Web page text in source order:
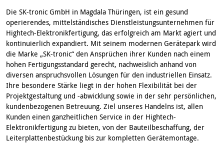
Die SK-tronic GmbH in Magdala Thüringen, ist ein gesund
operierendes, mittelständisches Dienstleistungsunternehmen für
Hightech-Elektronikfertigung, das erfolgreich am Markt agiert und
kontinuierlich expandiert. Mit seinem modernen Gerätepark wird
die Marke „SK-tronic“ den Ansprüchen ihrer Kunden nach einem
hohen Fertigungsstandard gerecht, nachweislich anhand von
diversen anspruchsvollen Lösungen für den industriellen Einsatz.
Ihre besondere Stärke liegt in der hohen Flexibilität bei der
Projektgestaltung und -abwicklung sowie in der sehr persönlichen,
kundenbezogenen Betreuung. Ziel unseres Handelns ist, allen
Kunden einen ganzheitlichen Service in der Hightech-
Elektronikfertigung zu bieten, von der Bauteilbeschaffung, der
Leiterplattenbestückung bis zur kompletten Gerätemontage.